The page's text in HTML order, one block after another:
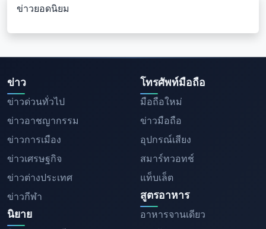
ข่าวยอดนิยม
ข่าว
ข่าวด่วนทั่วไป
ข่าวอาชญากรรม
ข่าวการเมือง
ข่าวเศรษฐกิจ
ข่าวต่างประเทศ
ข่าวกีฬา
นิยาย
โทรศัพท์มือถือ
มือถือใหม่
ข่าวมือถือ
อุปกรณ์เสียง
สมาร์ทวอทช์
แท็บเล็ต
สูตรอาหาร
อาหารจานเดียว